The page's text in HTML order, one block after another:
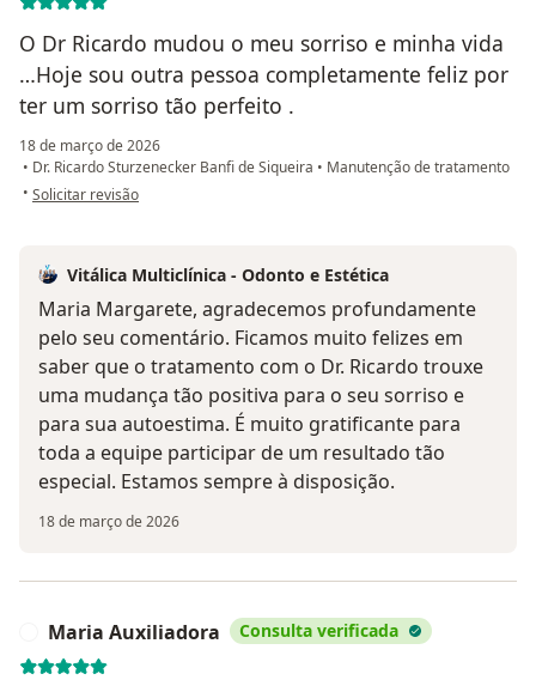
O Dr Ricardo mudou o meu sorriso e minha vida
…Hoje sou outra pessoa completamente feliz por
ter um sorriso tão perfeito .
18 de março de 2026
• Dr. Ricardo Sturzenecker Banfi de Siqueira • Manutenção de tratamento
• na opinião do utilizador Maria Margarete (Gueth Nunes)
Solicitar revisão
Vitálica Multiclínica - Odonto e Estética
Maria Margarete, agradecemos profundamente
pelo seu comentário. Ficamos muito felizes em
saber que o tratamento com o Dr. Ricardo trouxe
uma mudança tão positiva para o seu sorriso e
para sua autoestima. É muito gratificante para
toda a equipe participar de um resultado tão
especial. Estamos sempre à disposição.
18 de março de 2026
Maria Auxiliadora Consulta verificada